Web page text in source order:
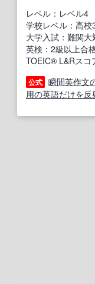
レベル：レベル4
学校レベル：高
大学入試：難関
英検：2級以上合
TOEIC® L&Rスコ
公式 瞬間英作文
用の英語だけを